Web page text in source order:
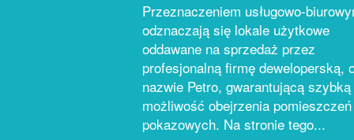
Przeznaczeniem usługowo-
odznaczają się lokale użytkowe
oddawane na sprzedaż przez
profesjonalną firmę deweloperską,
nazwie Petro, gwarantującą szybką
możliwość obejrzenia pomieszczeń
pokazowych. Na stronie tego...